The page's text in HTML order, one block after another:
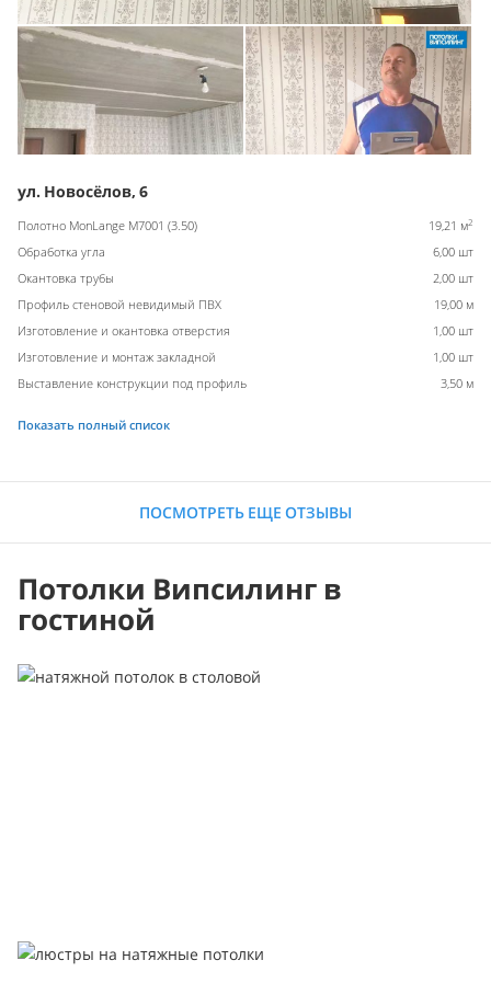
ул. Новосёлов, 6
Полотно MonLange M7001 (3.50) 19,21 м2
Обработка угла
6,00 шт
Окантовка трубы
2,00 шт
Профиль стеновой невидимый ПВХ
19,00 м
Изготовление и окантовка отверстия
1,00 шт
Изготовление и монтаж закладной
1,00 шт
Выставление конструкции под профиль
3,50 м
Показать полный список
ПОСМОТРЕТЬ ЕЩЕ ОТЗЫВЫ
Потолки Випсилинг в
гостиной